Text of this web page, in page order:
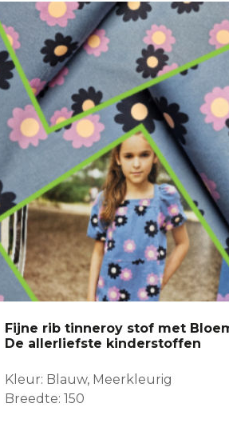
Fijne rib tinneroy stof met
De allerliefste kinderstoffen
Kleur: Blauw, Meerkleurig
Breedte: 150